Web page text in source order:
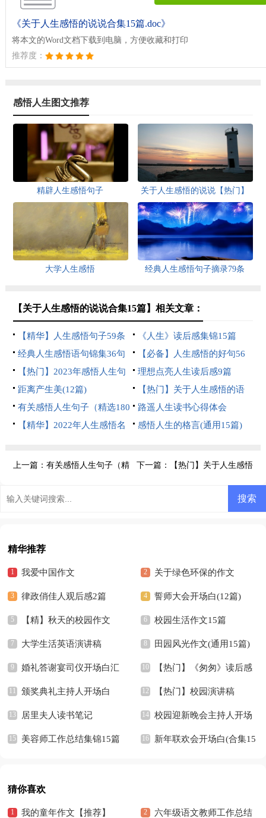
《关于人生感悟的说说合集15篇.doc》
将本文的Word文档下载到电脑，方便收藏和打印
推荐度：
感悟人生图文推荐
精辟人生感悟句子 关于人生感悟的说说【热门】
大学人生感悟 经典人生感悟句子摘录79条
【关于人生感悟的说说合集15篇】相关文章：
【精华】人生感悟句子59条
《人生》读后感集锦15篇
经典人生感悟语句锦集36句
【必备】人生感悟的好句56
条
【热门】2023年感悟人生句
子摘录88条
理想点亮人生读后感9篇
距离产生美(12篇)
【热门】关于人生感悟的语
录
有关感悟人生句子（精选180
句）
路遥人生读书心得体会
【精华】2022年人生感悟名
感悟人生的格言(通用15篇)
上一篇： 有关感悟人生句子（精 下一篇： 【热门】关于人生感悟
的语录
精华推荐
我爱中国作文 关于绿色环保的作文
律政俏佳人观后感2篇 誓师大会开场白(12篇)
【精】秋天的校园作文 校园生活作文15篇
大学生活英语演讲稿 田园风光作文(通用15篇)
婚礼答谢宴司仪开场白汇
编7篇
【热门】《匆匆》读后感
颁奖典礼主持人开场白 【热门】校园演讲稿
居里夫人读书笔记 校园迎新晚会主持人开场
白13篇
美容师工作总结集锦15篇 新年联欢会开场白(合集15
猜你喜欢
我的童年作文【推荐】 六年级语文教师工作总结